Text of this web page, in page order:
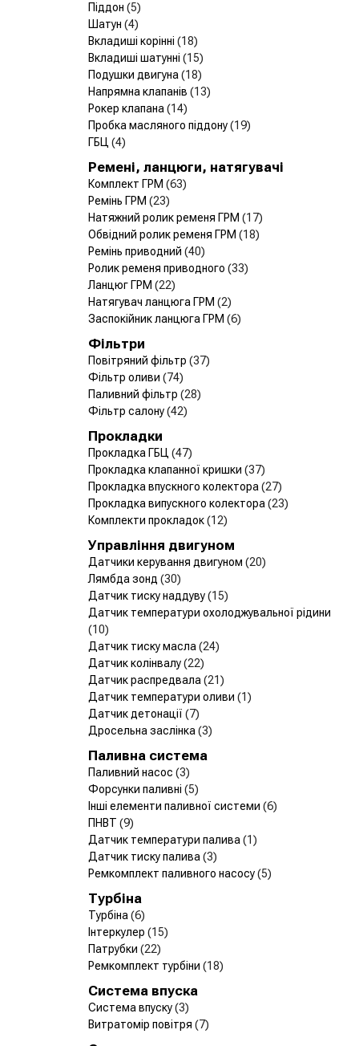
Піддон (5)
Шатун (4)
Вкладиші корінні (18)
Вкладиші шатунні (15)
Подушки двигуна (18)
Напрямна клапанів (13)
Рокер клапана (14)
Пробка масляного піддону(19)
ГБЦ (4)
Ремені, ланцюги, натягувачі
Комплект ГРМ (63)
Ремінь ГРМ (23)
Натяжний ролик ременя ГРМ (17)
Обвідний ролик ременя ГРМ (18)
Ремінь приводний (40)
Ролик ременя приводного (33)
Ланцюг ГРМ (22)
Натягувач ланцюга ГРМ (2)
Заспокійник ланцюга ГРМ (6)
Фільтри
Повітряний фільтр (37)
Фільтр оливи (74)
Паливний фільтр (28)
Фільтр салону(42)
Прокладки
Прокладка ГБЦ (47)
Прокладка клапанної кришки (37)
Прокладка впускного колектора (27)
Прокладка випускного колектора (23)
Комплекти прокладок(12)
Управління двигуном
Датчики керування двигуном (20)
Лямбда зонд (30)
Датчик тиску наддуву(15)
Датчик температури охолоджувальної рідини
(10)
Датчик тиску масла (24)
Датчик колінвалу(22)
Датчик распредвала (21)
Датчик температури оливи (1)
Датчик детонації (7)
Дросельна заслінка (3)
Паливна система
Паливний насос (3)
Форсунки паливні (5)
Інші елементи паливної системи (6)
ПНВТ (9)
Датчик температури палива (1)
Датчик тиску палива (3)
Ремкомплект паливного насосу(5)
Турбіна
Турбіна (6)
Інтеркулер (15)
Патрубки (22)
Ремкомплект турбіни (18)
Система впуска
Система впуску(3)
Витратомір повітря (7)